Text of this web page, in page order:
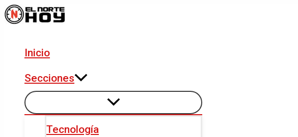
Ir
al
Inicio
Secciones
Tecnología
Navegación
de